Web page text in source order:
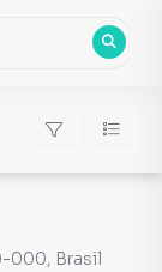
000, Brasil